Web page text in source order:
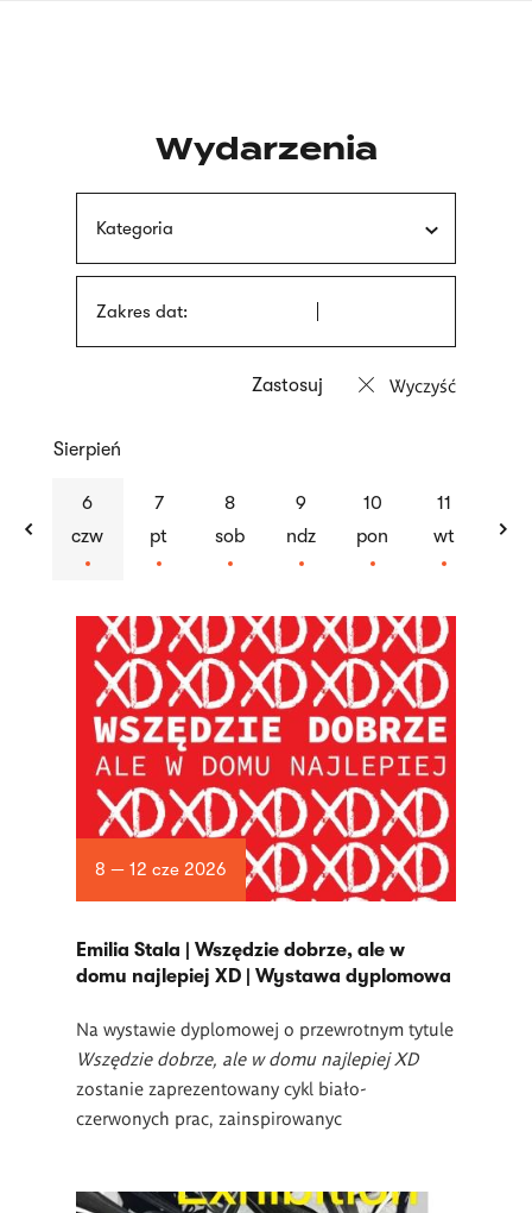
Wydarzenia
Kategoria
Zakres dat:
Wyczyść
previous
Sierpień
6
czw
7
pt
8
sob
9
ndz
10
pon
11
wt
artykułów
8 — 12 cze 2026
Emilia Stala | Wszędzie dobrze, ale w
domu najlepiej XD | Wystawa dyplomowa
Na wystawie dyplomowej o przewrotnym tytule
Wszędzie dobrze, ale w domu najlepiej XD
zostanie zaprezentowany cykl biało-
czerwonych prac, zainspirowanyc